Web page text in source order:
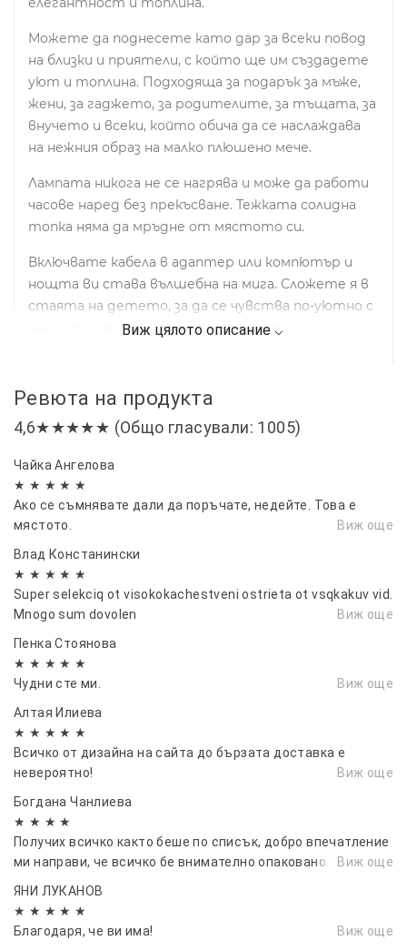
Можете да поднесете като дар за всеки повод
на близки и приятели, с който ще им създадете
уют и топлина. Подходяща за подарък за мъже,
жени, за гаджето, за родителите, за тъщата, за
внучето и всеки, който обича да се наслаждава
на нежния образ на малко плюшено мече.
Лампата никога не се нагрява и може да работи
часове наред без прекъсване. Тежката солидна
топка няма да мръдне от мястото си.
Включвате кабела в адаптер или компютър и
нощта ви става вълшебна на мига. Сложете я в
стаята на детето, за да се чувства по-уютно с
малкото мече до себе си, което ще го пази
холограмно плюшено мече е тук, за да направи
всяка нощ специална. А всяка сутрин ще ви
ден.
Диаметър на основата с LED диоди: 7 см.
Височина основата с LED диоди: 2 см.
Тегло на кристалната топка: 650 гр
Тегло на основата с LED диоди: 65 гр
Дължина на кабела: 95 см.
Плюшеното мече е един от най-нежните
символи за любов, обич и детство, познати на
света от век насам.
Като детски играчки те осигуряват на най-
малките емоционална подкрепа и спокойствие.
Ревюта на продукта
4,6★★★★★ (Общо гласували: 1005)
Чайка Ангелова
★ ★ ★ ★ ★
Ако се съмнявате дали да поръчате, недейте. Това е
мястото.
Виж още
Влад Констанински
★ ★ ★ ★ ★
Super selekciq ot visokokachestveni ostrieta ot vsqkakuv vid.
Mnogo sum dovolen
Виж още
Пенка Стоянова
★ ★ ★ ★ ★
Чудни сте ми.
Виж още
Алтая Илиева
★ ★ ★ ★ ★
Всичко от дизайна на сайта до бързата доставка е
невероятно!
Виж още
Богдана Чанлиева
★ ★ ★ ★
Получих всичко както беше по списък, добро впечатление
ми направи, че всичко бе внимателно опаковано.
Виж още
ЯНИ ЛУКАНОВ
★ ★ ★ ★ ★
Благодаря, че ви има!
Виж още